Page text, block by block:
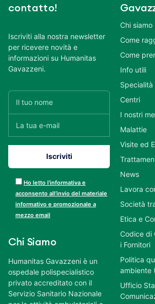
contatto!
Iscriviti alla nostra newsletter
per ricevere novità e
informazioni su Humanitas
Gavazzeni.
Ho letto l’informativa e
acconsento all’invio del materiale
informativo e promozionale a
mezzo email
Chi Siamo
Humanitas Gavazzeni è un
ospedale polispecialistico
privato accreditato con il
Servizio Sanitario Nazionale
Chi siamo
Come
Come
Info utili
Specialità
Centri
I nostri
Malattie
Visite ed
News
Lavora
Società
Etica e
Codice di
i Fornitori
Politica
ambiente
Ufficio